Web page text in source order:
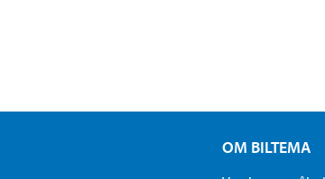
OM BILTEMA